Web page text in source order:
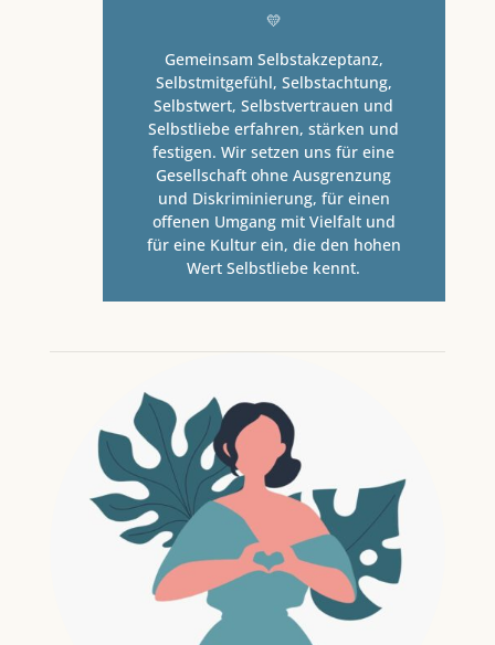
💛
Gemeinsam Selbstakzeptanz,
Selbstmitgefühl, Selbstachtung,
Selbstwert, Selbstvertrauen und
Selbstliebe erfahren, stärken und
festigen. Wir setzen uns für eine
Gesellschaft ohne Ausgrenzung
und Diskriminierung, für einen
offenen Umgang mit Vielfalt und
für eine Kultur ein, die den hohen
Wert Selbstliebe kennt.